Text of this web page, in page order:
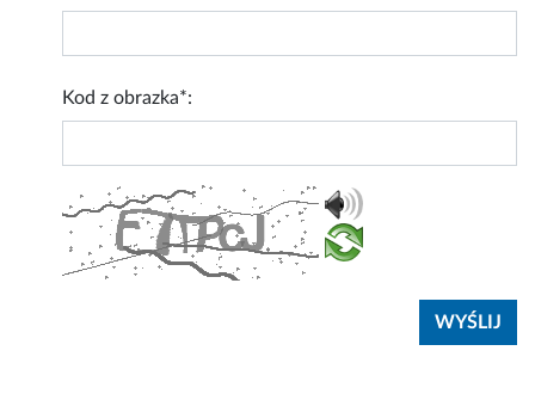
Kod z obrazka*: